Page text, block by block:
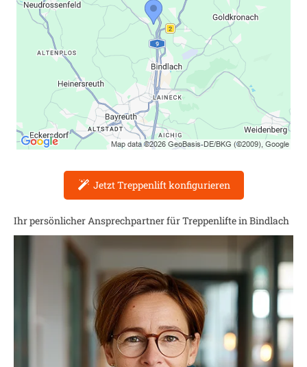
Jetzt Treppenlift konfigurieren
Ihr persönlicher Ansprechpartner für Treppenlifte inBindlach